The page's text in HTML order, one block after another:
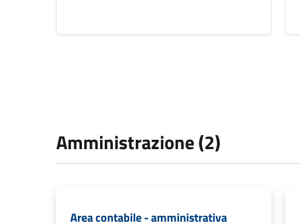
Amministrazione (2)
Area contabile - amministrativa